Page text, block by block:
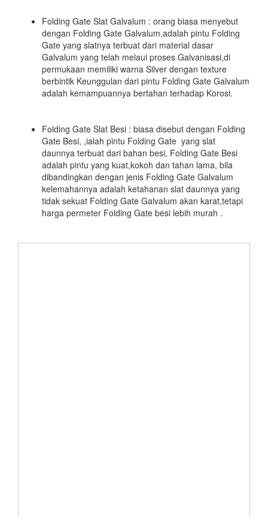
Folding Gate Slat Galvalum : orang biasa menyebut
dengan Folding Gate Galvalum,adalah pintu Folding
Gate yang slatnya terbuat dari material dasar
Galvalum yang telah melaui proses Galvanisasi,di
permukaan memiliki warna Silver dengan texture
berbintik Keunggulan dari pintu Folding Gate Galvalum
adalah kemampuannya bertahan terhadap Korosi.
Folding Gate Slat Besi : biasa disebut dengan Folding
Gate Besi, ,ialah pintu Folding Gate yang slat
daunnya terbuat dari bahan besi, Folding Gate Besi
adalah pintu yang kuat,kokoh dan tahan lama, bila
dibandingkan dengan jenis Folding Gate Galvalum
kelemahannya adalah ketahanan slat daunnya yang
tidak sekuat Folding Gate Galvalum akan karat,tetapi
harga permeter Folding Gate besi lebih murah .